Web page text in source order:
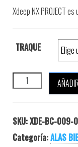
Xdeep NX PROJECT
TRAQUE
XDEEP NX
SKU:XDE-BC-009-0
Categoría:ALAS